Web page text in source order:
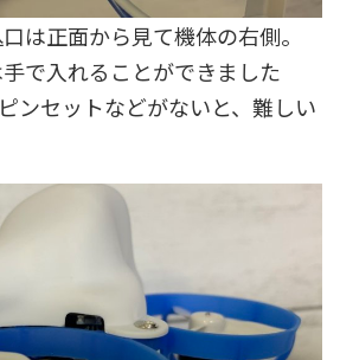
は正面から見て機体の右側。
で入れることができました
ンセットなどがないと、難しい